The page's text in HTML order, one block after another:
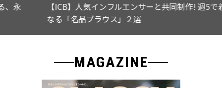
【ICB】人気インフルエンサーと共同制作! 週5で着たく
なる「名品ブラウス」２選
MAGAZINE